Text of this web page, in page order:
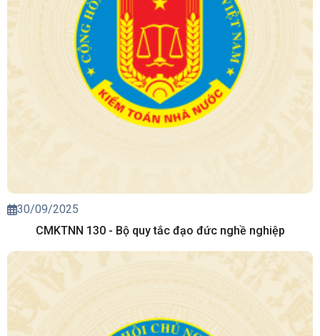
30/09/2025
CMKTNN 130 - Bộ quy tắc đạo đức nghề nghiệp